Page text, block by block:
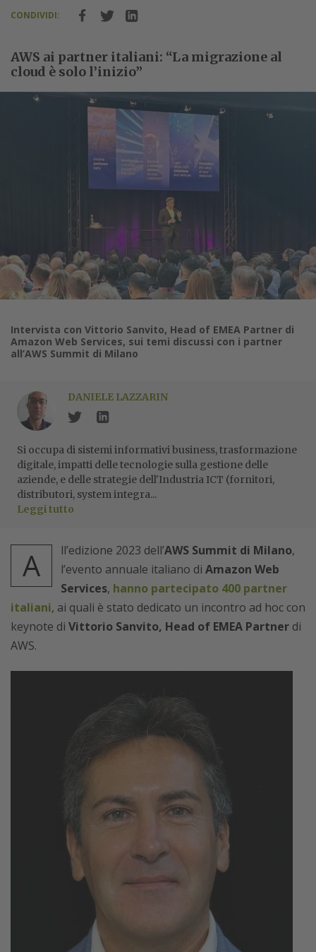
CONDIVIDI:
AWS ai partner italiani: “La migrazione al
cloud è solo l’inizio”
Intervista con Vittorio Sanvito, Head of EMEA Partner di
Amazon Web Services, sui temi discussi con i partner
all’AWS Summit di Milano
DANIELE LAZZARIN
Si occupa di sistemi informativi business, trasformazione
digitale, impatti delle tecnologie sulla gestione delle
aziende, e delle strategie dell'Industria ICT (fornitori,
distributori, system integra...
Leggi tutto
A ll’edizione 2023 dell’AWS Summit di Milano,
l’evento annuale italiano di Amazon Web
Services, hanno partecipato 400 partner
italiani, ai quali è stato dedicato un incontro ad hoc con
keynote di Vittorio Sanvito, Head of EMEA Partner di
AWS.